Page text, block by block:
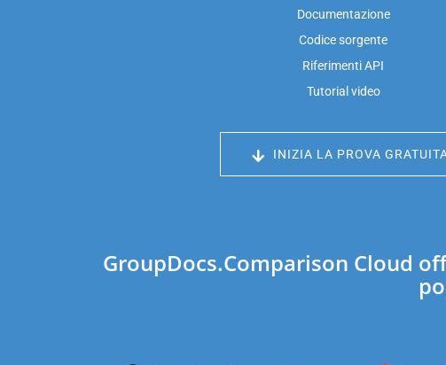
Documentazione
Codice sorgente
Riferimenti API
Tutorial video
INIZIA LA PROVA
GroupDocs.Comparison Cloud